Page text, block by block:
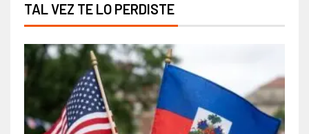
TAL VEZ TE LO PERDISTE